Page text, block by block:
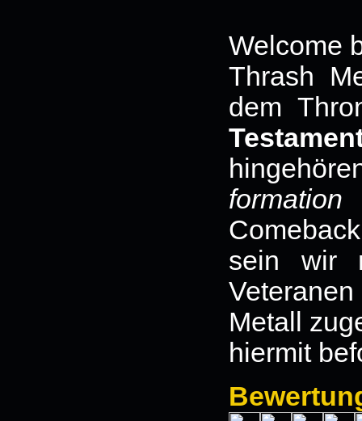
Welcome
Thrash
dem
sein wir
Metall
hiermit